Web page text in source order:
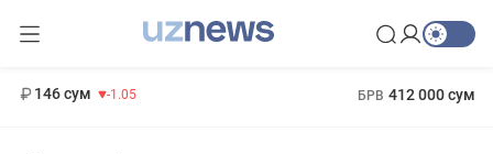
146 сум -1.05 БРВ 412 000 сум